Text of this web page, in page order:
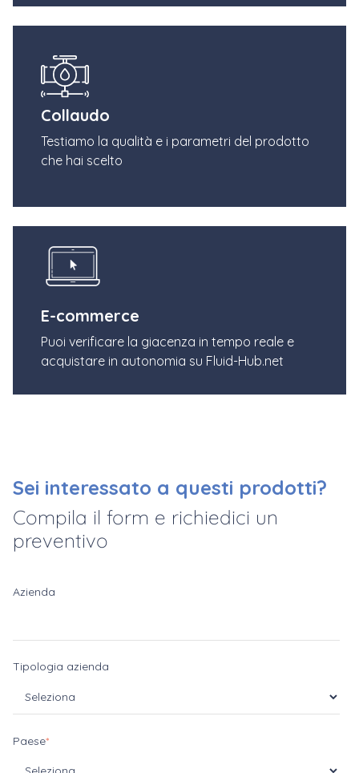
Collaudo
Testiamo la qualità e i parametri del prodotto
che hai scelto
E-commerce
Puoi verificare la giacenza in tempo reale e
acquistare in autonomia su Fluid-Hub.net
Sei interessato a questi prodotti?
Compila il form e richiedici un
preventivo
Azienda
Tipologia azienda
Paese*